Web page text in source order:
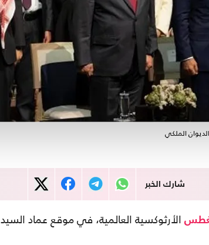
شارك الخبر
الأرثوكسية العالمية، في موقع عماد السيد